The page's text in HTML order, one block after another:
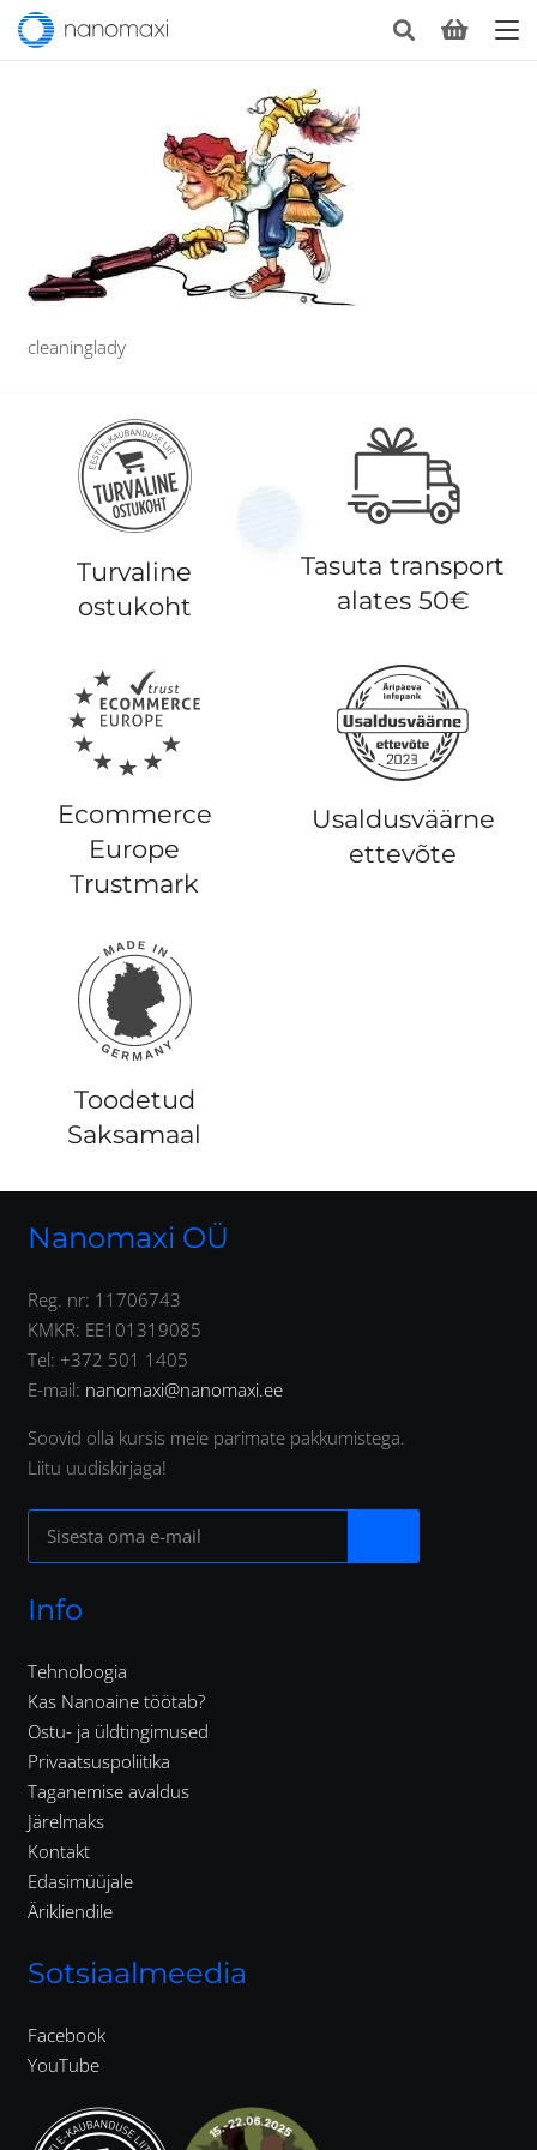
cleaninglady
Turvaline
ostukoht
Tasuta transport
alates 50€
Ecommerce
Europe
Trustmark
Usaldusväärne
ettevõte
Toodetud
Saksamaal
Nanomaxi OÜ
Reg. nr: 11706743
KMKR: EE101319085
Tel: +372 501 1405
E-mail: nanomaxi@nanomaxi.ee
Soovid olla kursis meie parimate pakkumistega.
Liitu uudiskirjaga!
Info
Tehnoloogia
Kas Nanoaine töötab?
Ostu- ja üldtingimused
Privaatsuspoliitika
Taganemise avaldus
Järelmaks
Kontakt
Edasimüüjale
Ärikliendile
Sotsiaalmeedia
Facebook
YouTube